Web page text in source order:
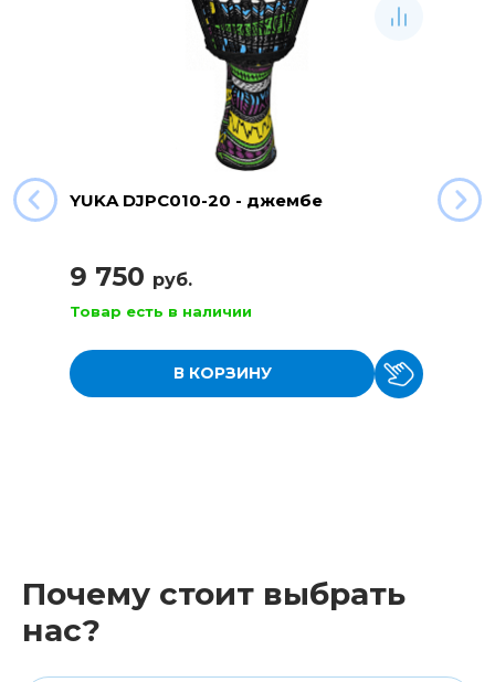
YUKA DJPC010-20 - джембе
9 750 руб.
Товар есть в наличии
В КОРЗИНУ
Почему стоит выбрать
нас?